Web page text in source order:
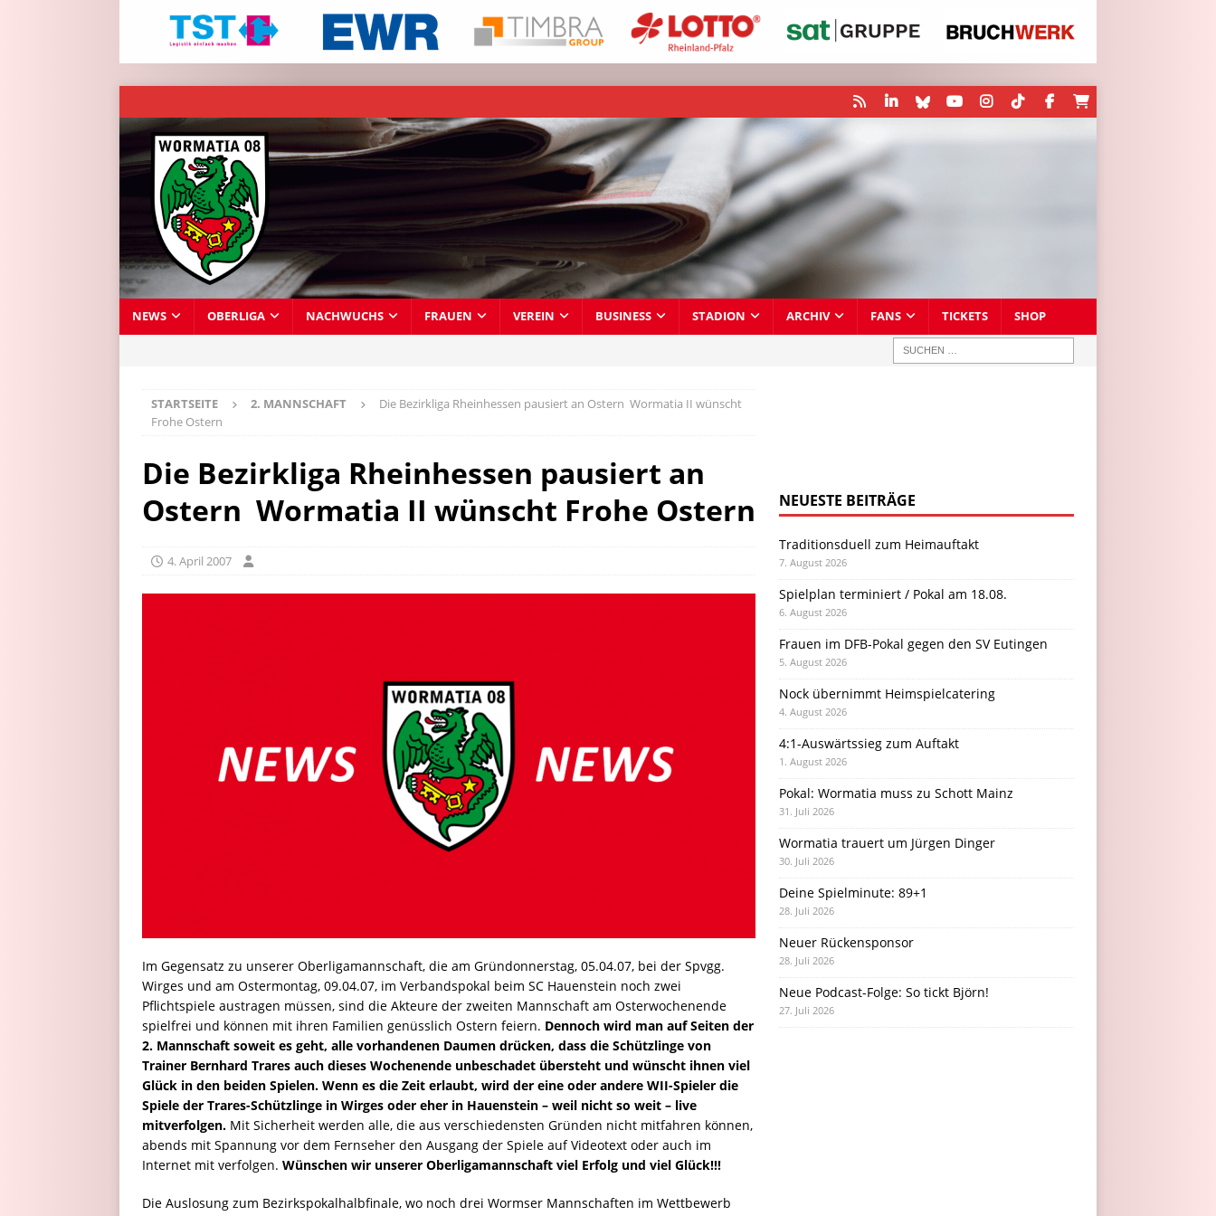
NEWS OBERLIGA NACHWUCHS FRAUEN VEREIN BUSINESS STADION ARCHIV FANS TICKETS SHOP
STARTSEITE 2. MANNSCHAFT
Die Bezirkliga Rheinhessen pausiert an Ostern  Wormatia II wünscht
Frohe Ostern
Die Bezirkliga Rheinhessen pausiert an
Ostern  Wormatia II wünscht Frohe Ostern
4. April 2007
Im Gegensatz zu unserer Oberligamannschaft, die am Gründonnerstag, 05.04.07, bei der Spvgg.
Wirges und am Ostermontag, 09.04.07, im Verbandspokal beim SC Hauenstein noch zwei
Pflichtspiele austragen müssen, sind die Akteure der zweiten Mannschaft am Osterwochenende
spielfrei und können mit ihren Familien genüsslich Ostern feiern. Dennoch wird man auf Seiten der
2. Mannschaft soweit es geht, alle vorhandenen Daumen drücken, dass die Schützlinge von
Trainer Bernhard Trares auch dieses Wochenende unbeschadet übersteht und wünscht ihnen viel
Glück in den beiden Spielen. Wenn es die Zeit erlaubt, wird der eine oder andere WII-Spieler die
Spiele der Trares-Schützlinge in Wirges oder eher in Hauenstein – weil nicht so weit – live
mitverfolgen. Mit Sicherheit werden alle, die aus verschiedensten Gründen nicht mitfahren können,
abends mit Spannung vor dem Fernseher den Ausgang der Spiele auf Videotext oder auch im
Internet mit verfolgen. Wünschen wir unserer Oberligamannschaft viel Erfolg und viel Glück!!!
Die Auslosung zum Bezirkspokalhalbfinale, wo noch drei Wormser Mannschaften im Wettbewerb
NEUESTE BEITRÄGE
Traditionsduell zum Heimauftakt
7. August 2026
Spielplan terminiert / Pokal am 18.08.
6. August 2026
Frauen im DFB-Pokal gegen den SV Eutingen
5. August 2026
Nock übernimmt Heimspielcatering
4. August 2026
4:1-Auswärtssieg zum Auftakt
1. August 2026
Pokal: Wormatia muss zu Schott Mainz
31. Juli 2026
Wormatia trauert um Jürgen Dinger
30. Juli 2026
Deine Spielminute: 89+1
28. Juli 2026
Neuer Rückensponsor
28. Juli 2026
Neue Podcast-Folge: So tickt Björn!
27. Juli 2026